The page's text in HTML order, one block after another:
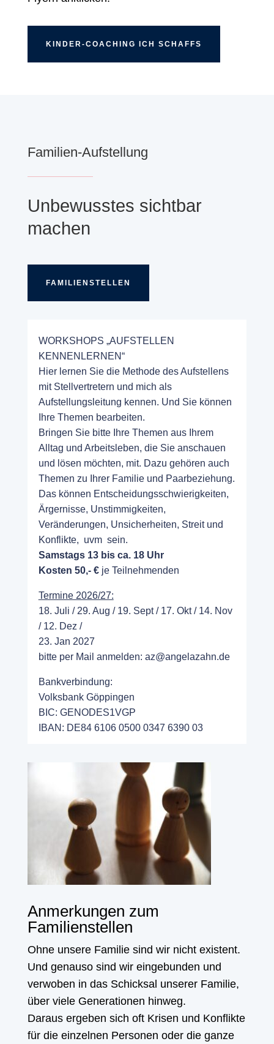
KINDER-COACHING ICH SCHAFFS
Familien-Aufstellung
Unbewusstes sichtbar
machen
FAMILIENSTELLEN
WORKSHOPS „AUFSTELLEN
KENNENLERNEN“
Hier lernen Sie die Methode des Aufstellens
mit Stellvertretern und mich als
Aufstellungsleitung kennen. Und Sie können
Ihre Themen bearbeiten.
Bringen Sie bitte Ihre Themen aus Ihrem
Alltag und Arbeitsleben, die Sie anschauen
und lösen möchten, mit. Dazu gehören auch
Themen zu Ihrer Familie und Paarbeziehung.
Das können Entscheidungsschwierigkeiten,
Ärgernisse, Unstimmigkeiten,
Veränderungen, Unsicherheiten, Streit und
Konflikte, uvm sein.
Samstags 13 bis ca. 18 Uhr
Kosten 50,- €je Teilnehmenden
Termine 2026/27:
18. Juli / 29. Aug / 19. Sept / 17. Okt / 14. Nov
/ 12. Dez /
23. Jan 2027
bitte per Mail anmelden: az@angelazahn.de
Bankverbindung:
Volksbank Göppingen
BIC: GENODES1VGP
IBAN: DE84 6106 0500 0347 6390 03
Anmerkungen zum
Familienstellen
Ohne unsere Familie sind wir nicht existent.
Und genauso sind wir eingebunden und
verwoben in das Schicksal unserer Familie,
über viele Generationen hinweg.
Daraus ergeben sich oft Krisen und Konflikte
für die einzelnen Personen oder die ganze